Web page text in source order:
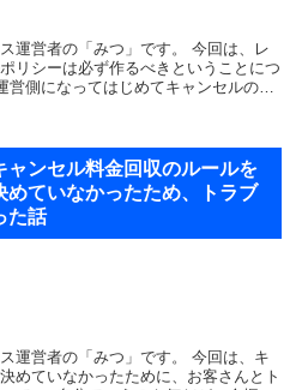
運営者の「みつ」です。 今回は、レ
リシーは必ず作るべきということにつ
側になってはじめてキャンセルの痛
ャンセル料金回収のルールを
めていなかったため、トラブ
た話
運営者の「みつ」です。 今回は、キ
めていなかったために、お客さんとト